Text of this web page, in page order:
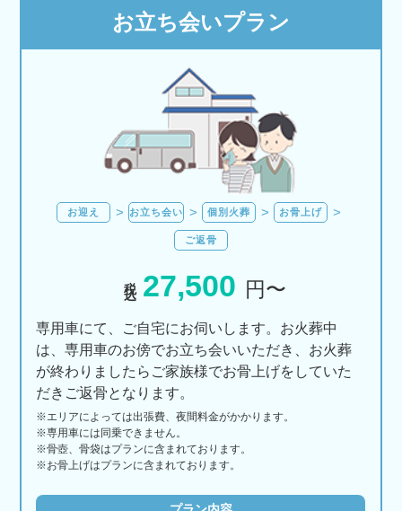
お立ち会いプラン
お迎え お立ち会い 個別火葬 お骨上げ
ご返骨
27,500 円〜
専用車にて、ご自宅にお伺いします。お火葬中
は、専用車のお傍でお立ち会いいただき、お火葬
が終わりましたらご家族様でお骨上げをしていた
だきご返骨となります。
※エリアによっては出張費、夜間料金がかかります。
※専用車には同乗できません。
※骨壺、骨袋はプランに含まれております。
※お骨上げはプランに含まれております。